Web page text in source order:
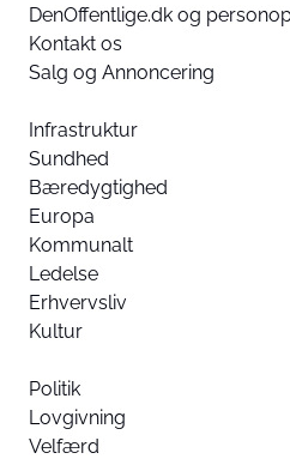
DenOffentlige.dk og
Kontakt os
Salg og Annoncering
Infrastruktur
Sundhed
Bæredygtighed
Europa
Kommunalt
Ledelse
Erhvervsliv
Kultur
Politik
Lovgivning
Velfærd